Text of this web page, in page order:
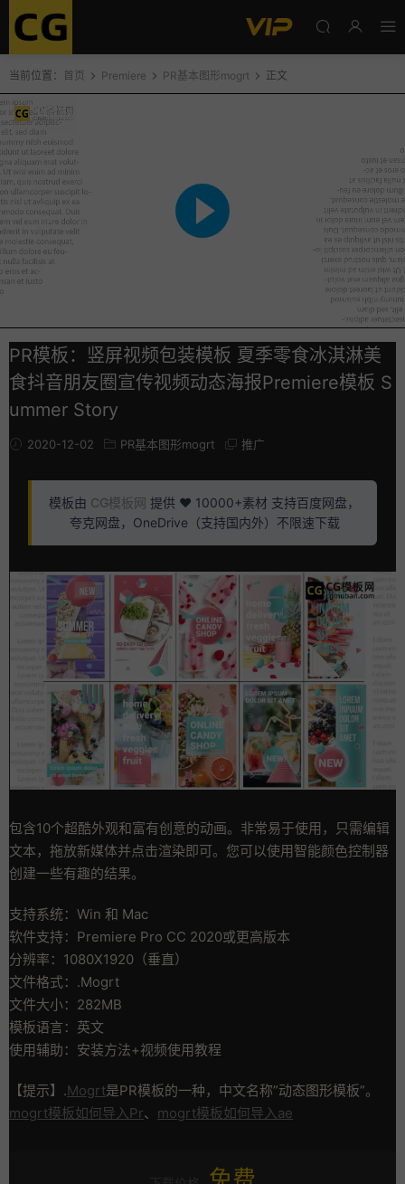
当前位置： 首页 Premiere PR基本图形mogrt 正文
PR模板：竖屏视频包装模板 夏季零食冰淇淋美
食抖音朋友圈宣传视频动态海报Premiere模板 S
ummer Story
2020-12-02 PR基本图形mogrt 推广
模板由 CG模板网 提供 ❤️ 10000+素材 支持百度网盘，
夸克网盘，OneDrive（支持国内外）不限速下载
包含10个超酷外观和富有创意的动画。非常易于使用，只需编辑
文本，拖放新媒体并点击渲染即可。您可以使用智能颜色控制器
创建一些有趣的结果。
支持系统：Win 和 Mac
软件支持：Premiere Pro CC 2020或更高版本
分辨率：1080X1920（垂直）
文件格式：.Mogrt
文件大小：282MB
模板语言：英文
使用辅助：安装方法+视频使用教程
【提示】.Mogrt是PR模板的一种，中文名称”动态图形模板”。
mogrt模板如何导入Pr、 mogrt模板如何导入ae